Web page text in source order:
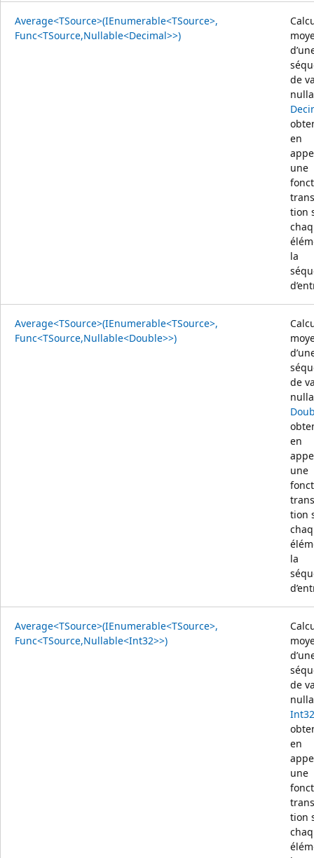
Average<TSource>(IEnumerable<TSource>,
Func<TSource,Nullable<Decimal>>)
de
en
une
tion
la
Average<TSource>(IEnumerable<TSource>,
Func<TSource,Nullable<Double>>)
de
en
une
tion
la
Average<TSource>(IEnumerable<TSource>,
Func<TSource,Nullable<Int32>>)
de
Int32
en
une
tion